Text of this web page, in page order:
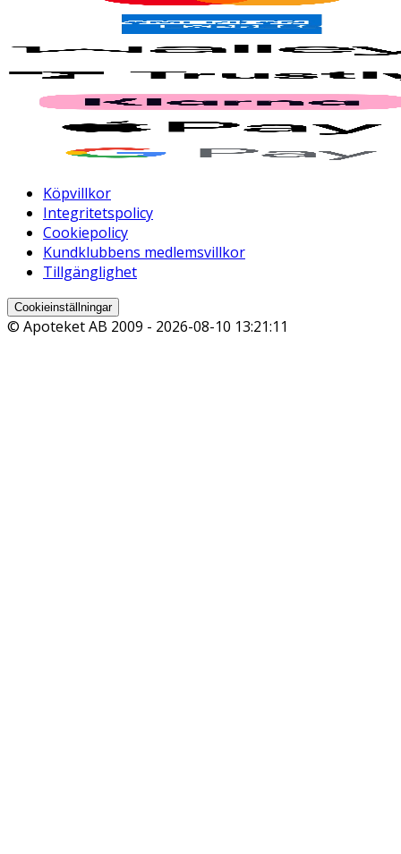
Köpvillkor
Integritetspolicy
Cookiepolicy
Kundklubbens medlemsvillkor
Tillgänglighet
Cookieinställningar
© Apoteket AB 2009 - 2026-08-10 13:21:11